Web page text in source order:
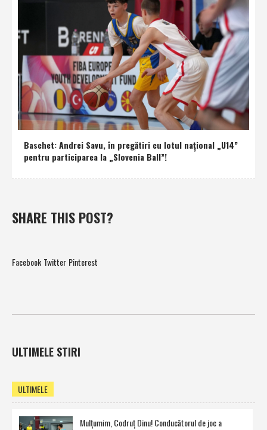
Baschet: Andrei Savu, în pregătiri cu lotul naţional „U14”
pentru participarea la „Slovenia Ball”!
SHARE THIS POST?
Facebook Twitter Pinterest
ULTIMELE STIRI
ULTIMELE
Mulţumim, Codruţ Dinu! Conducătorul de joc a